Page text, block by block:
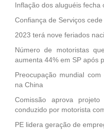
Inflação dos aluguéis fecha
Confiança de Serviços
2023 terá nove feriados
Número de motoristas
aumenta 44% em SP após
Preocupação mundial
na China
Comissão aprova
conduzido por motorista
PE lidera geração de